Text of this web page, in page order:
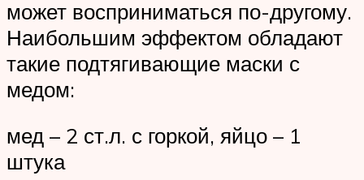
может восприниматься по-другому.
Наибольшим эффектом обладают
такие подтягивающие маски с
медом:
мед – 2 ст.л. с горкой, яйцо – 1
штука